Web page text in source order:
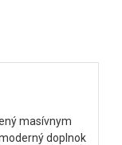
masívnym
doplnok